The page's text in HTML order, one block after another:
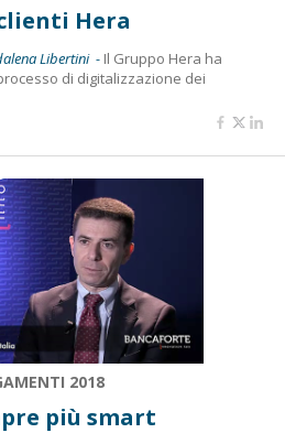
Hera
Libertini - Il Gruppo Hera ha
di digitalizzazione dei
2018
più smart